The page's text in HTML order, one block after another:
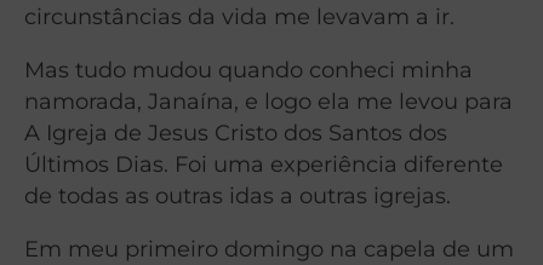
circunstâncias da vida me levavam a ir.
Mas tudo mudou quando conheci minha
namorada, Janaína, e logo ela me levou para
A Igreja de Jesus Cristo dos Santos dos
Últimos Dias. Foi uma experiência diferente
de todas as outras idas a outras igrejas.
Em meu primeiro domingo na capela de um